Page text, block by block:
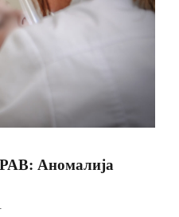
Аномалија